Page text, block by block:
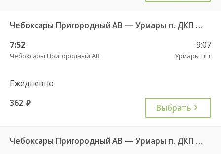
Чебоксары Пригородный АВ — Урмары п. ДКП 513
7:52
Чебоксары Пригородный АВ
9:07
Урмары пгт
Ежедневно
362 руб. Выбрать
Чебоксары Пригородный АВ — Урмары п. ДКП 513